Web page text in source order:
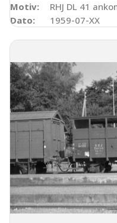
Motiv:
RHJ DL 41
Dato:
1959-07-XX